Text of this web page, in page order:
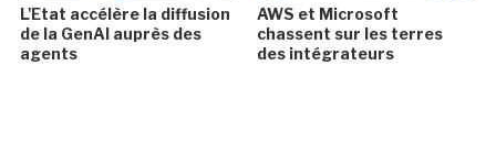
L'Etat accélère la diffusion
de la GenAI auprès des
agents
AWS et Microsoft
chassent sur les terres
des intégrateurs